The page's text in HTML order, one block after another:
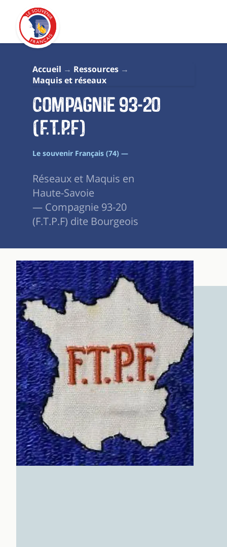
Accueil
Ressources
Maquis et réseaux
Compagnie 93-20
(F.T.P.F)
Le souvenir Français (74) —
Réseaux et Maquis en
Haute-Savoie
— Compagnie 93-20
(F.T.P.F) dite Bourgeois